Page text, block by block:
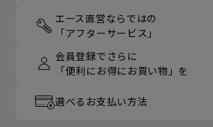
エース直営ならではの
「アフターサービス」
会員登録でさらに
「便利にお得にお買い物」を
選べるお支払い方法